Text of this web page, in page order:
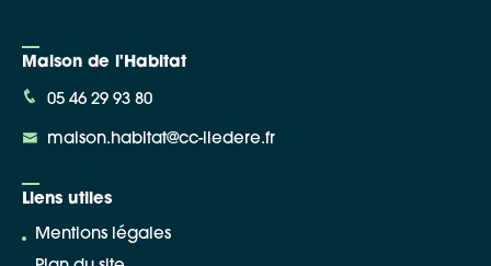
Maison de l'Habitat
05 46 29 93 80
maison.habitat@cc-iledere.fr
Liens utiles
Mentions légales